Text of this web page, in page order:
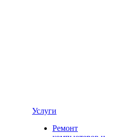
Услуги
Ремонт